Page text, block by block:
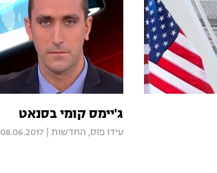
ג'יימס קומי בסנאט
עידו פוס, החדשות 08.06.2017